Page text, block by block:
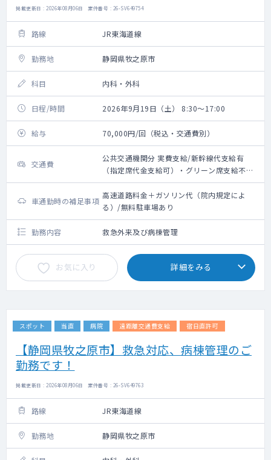
掲載更新日 : 2026年08月06日 案件番号 : 26-SV649754
路線 JR東海道線
勤務地 静岡県牧之原市
科目 内科・外科
日程/時間 2026年9月19日（土） 8:30～17:00
給与 70,000円/回（税込・交通費別）
交通費
公共交通機関分 実費支給/新幹線代支給有
（指定席代金支給可）・グリーン席支給不可/
最寄駅からのタクシー代支給不可・路線バス
代支給可
車通勤時の補足事項
高速道路料金＋ガソリン代（院内規定によ
る）/無料駐車場あり
勤務内容 救急外来及び病棟管理
お気に入り 詳細をみる
スポット 当直 病院 遠距離交通費支給 宿日直許可
【静岡県牧之原市】救急対応、病棟管理のご
勤務です！
掲載更新日 : 2026年08月06日 案件番号 : 26-SV649763
路線 JR東海道線
勤務地 静岡県牧之原市